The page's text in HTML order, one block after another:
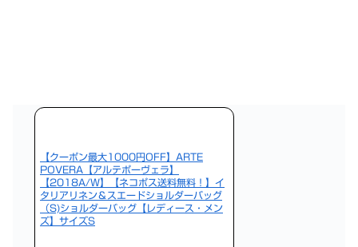
【クーポン最大1000円OFF】ARTE
POVERA【アルテポーヴェラ】
【2018A/W】【ネコポス送料無料！】イ
タリアリネン＆スエードショルダーバッグ
（S)ショルダーバッグ【レディース・メン
ズ】サイズS